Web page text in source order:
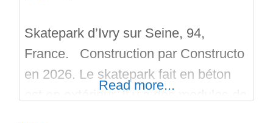
Skatepark d’Ivry sur Seine, 94,
France. Construction par Constructo
en 2026. Le skatepark fait en béton
est en extérieur. Il y a des modules de
Read more...